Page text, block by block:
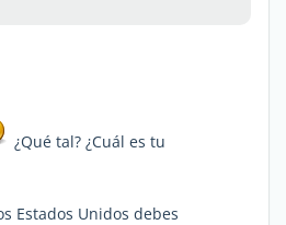
¿Qué tal? ¿Cuál es tu
Estados Unidos debes